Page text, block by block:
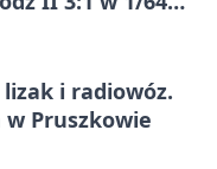
i radiowóz.
Pruszkowie